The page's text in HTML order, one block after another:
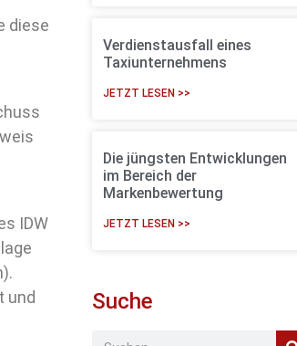
diese
IDW
und
Verdienstausfall eines
Taxiunternehmens
JETZT LESEN >>
Die jüngsten Entwicklungen
im Bereich der
Markenbewertung
JETZT LESEN >>
Suche